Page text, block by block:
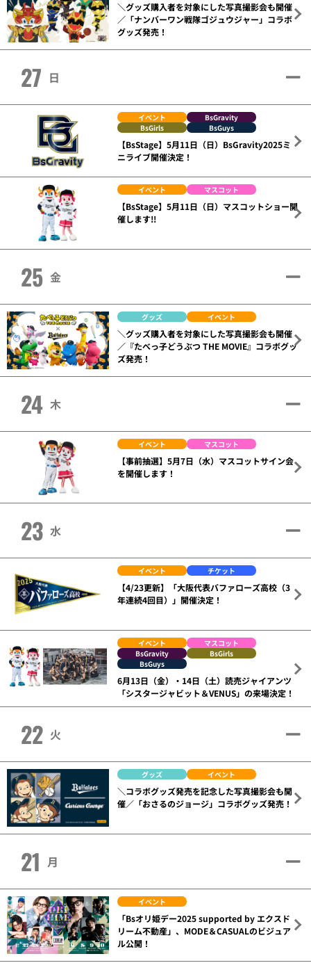
＼グッズ購入者を対象にした写真撮影会も開催
／「ナンバーワン戦隊ゴジュウジャー」コラボ
グッズ発売！
27 日
イベント
BsGravity
BsGirls
BsGuys
【BsStage】5月11日（日）BsGravity2025ミ
ニライブ開催決定！
イベント マスコット
【BsStage】5月11日（日）マスコットショー開
催します!!
25 金
グッズ イベント
＼グッズ購入者を対象にした写真撮影会も開催
／『たべっ子どうぶつ THE MOVIE』コラボグッ
ズ発売！
24 木
イベント マスコット
【事前抽選】5月7日（水）マスコットサイン会
を開催します！
23 水
イベント チケット
【4/23更新】「大阪代表バファローズ高校（3
年連続4回目）」開催決定！
イベント
マスコット
BsGravity
BsGirls
BsGuys
6月13日（金）・14日（土）読売ジャイアンツ
「シスタージャビット＆VENUS」の来場決定！
22 火
グッズ イベント
＼コラボグッズ発売を記念した写真撮影会も開
催／「おさるのジョージ」コラボグッズ発売！
21 月
イベント
「Bsオリ姫デー2025 supported by エクスド
リーム不動産」、MODE＆CASUALのビジュア
ル公開！